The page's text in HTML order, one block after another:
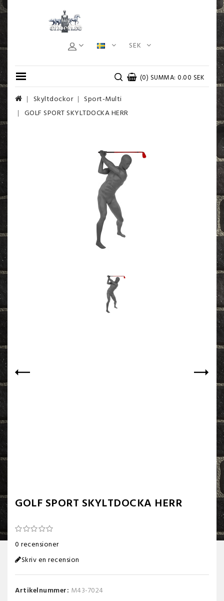
SEK
(0) SUMMA: 0.00 SEK
Skyltdockor
Sport-Multi
GOLF SPORT SKYLTDOCKA HERR
GOLF SPORT SKYLTDOCKA HERR
0 recensioner
Skriv en recension
Artikelnummer: M43-7024